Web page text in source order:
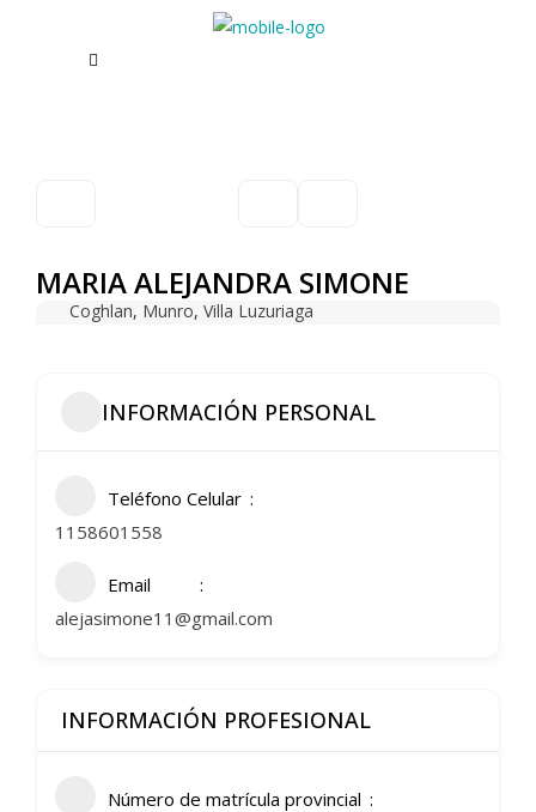
MARIA ALEJANDRA SIMONE
Coghlan, Munro, Villa Luzuriaga
INFORMACIÓN PERSONAL
Teléfono Celular
1158601558
Email
alejasimone11@gmail.com
INFORMACIÓN PROFESIONAL
Número de matrícula provincial